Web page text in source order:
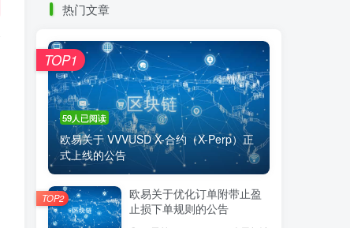
区块链科普
热门文章
59人已阅读
欧易关于 VVVUSD X-合约（X-Perp）正
式上线的公告
TOP1
欧易关于优化订单附带止盈
止损下单规则的公告
TOP2